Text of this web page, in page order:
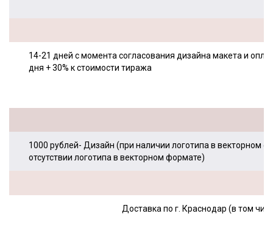
14-21 дней с момента согласования дизайна макета и
дня + 30% к стоимости тиража
1000 рублей- Дизайн (при наличии логотипа в векторном
отсутствии логотипа в векторном формате)
Доставка по г. Краснодар (в том